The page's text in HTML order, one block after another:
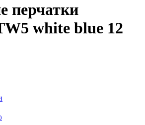
перчатки
white blue 12